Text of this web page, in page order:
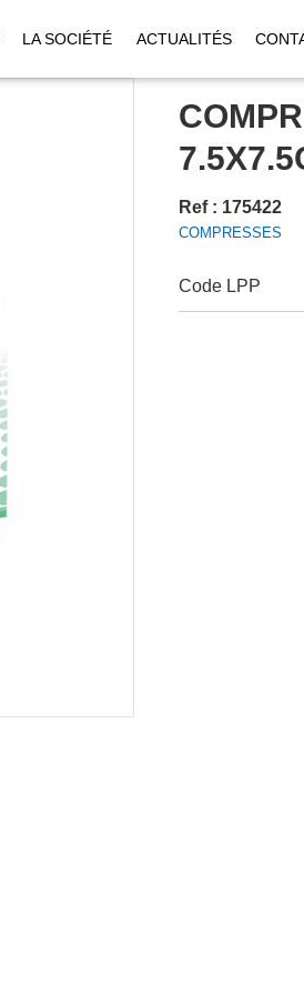
LA SOCIÉTÉ ACTUALITÉS
Ref : 175422
COMPRESSES
Code LPP